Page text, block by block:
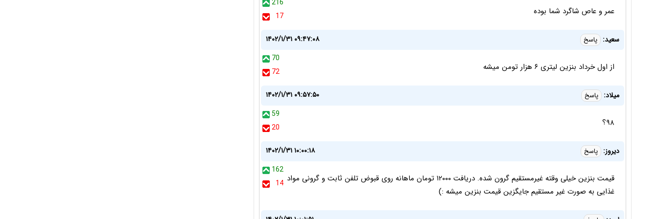
216
17
عمر و عاص شاگرد شما بوده
سعید: پاسخ
۱۴۰۲/۱/۳۱ ۰۹:۴۷:۰۸
70
72
از اول خرداد بنزین لیتری ۶ هزار تومن میشه
میلاد: پاسخ
۱۴۰۲/۱/۳۱ ۰۹:۵۷:۵۰
59
20
۹۸؟
دیروز: پاسخ
۱۴۰۲/۱/۳۱ ۱۰:۰۰:۱۸
162
14 قیمت بنزین خیلی وقته غیرمستقیم گرون شده. دریافت ۱۲۰۰۰ تومان ماهانه روی قبوض تلفن ثابت و گرونی مواد
غذایی به صورت غیر مستقیم جایگزین قیمت بنزین میشه :)